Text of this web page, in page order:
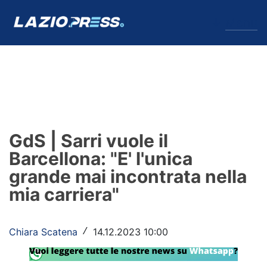
Formello
Infortuni
Primavera
Calciomercato
Lazio Women
GdS | Sarri vuole il
Barcellona: "E' l'unica
grande mai incontrata nella
mia carriera"
Chiara Scatena / 14.12.2023 10:00